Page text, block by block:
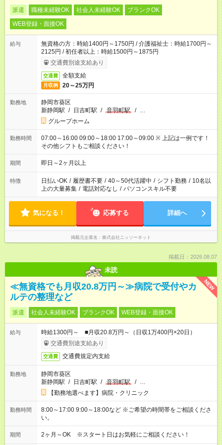
派遣 職種未経験OK 社会人未経験OK
ブランクOK
WEB登録・面接OK
給与
無資格の方：時給1400円～1750円 / 介護福祉士：時給1700円～
2125円 / 初任者以上：時給1500円～1875円
交通費別途支給あり
交通費 全額支給
月収例 20～25万円
勤務地
静岡市葵区
新静岡駅 / 日吉町駅 / 音羽町駅 / …
グループホーム
勤務時間
07:00～16:00 09:00～18:00 17:00～09:00 ※ 上記は一例です！
その他シフトもご相談ください！
期間 即日～2ヶ月以上
特徴 日払いOK / 履歴書不要 / 40～50代活躍中 / シフト勤務 / 10名以
上の大量募集 / 電話対応なし / パソコンスキル不要
気になる！ 応募する 詳細へ
掲載元企業名 株式会社ニッソーネット
掲載日：2026.08.07
未読
NEW
≪無資格でも月収20.8万円～≫病院で受付やカ
ルテの整理など
派遣 社会人未経験OK ブランクOK WEB登録・面接OK
給与
時給1300円～ ■月収20.8万円～（日収1万400円×20日）
交通費別途支給あり
交通費 交通費規定内支給
勤務地
静岡市葵区
新静岡駅 / 日吉町駅 / 音羽町駅 / …
【勤務地選べます】病院・クリニック
勤務時間
8:00～17:00 9:00～18:00など ※ご希望の時間帯をご相談くださ
い。
期間 2ヶ月～OK ※スタート日はお気軽にご相談ください！